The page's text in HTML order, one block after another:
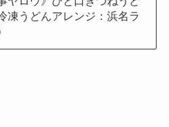
凍うどんアレンジ：浜名ラ